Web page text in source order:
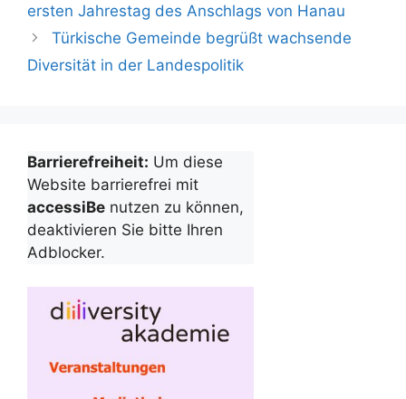
ersten Jahrestag des Anschlags von Hanau
Türkische Gemeinde begrüßt wachsende
Diversität in der Landespolitik
Barrierefreiheit: Um diese
Website barrierefrei mit
accessiBe nutzen zu können,
deaktivieren Sie bitte Ihren
Adblocker.